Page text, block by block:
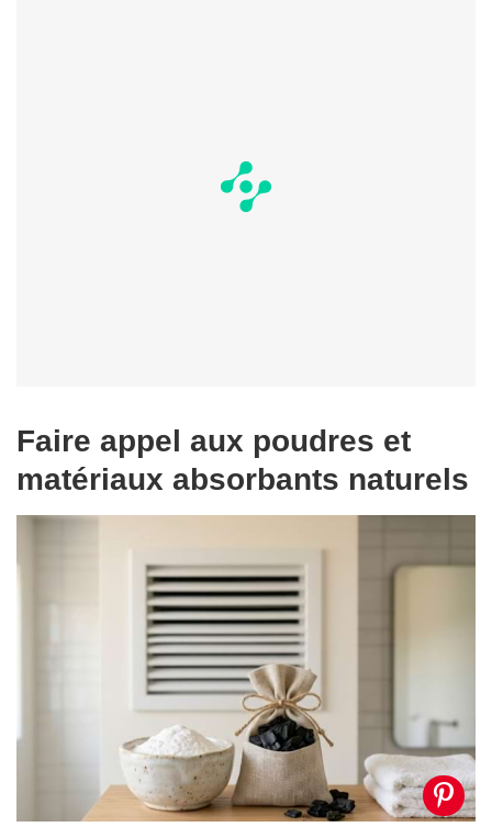
Faire appel aux poudres et
matériaux absorbants naturels